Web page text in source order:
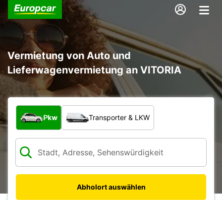
Vermietung von Auto und
Lieferwagenvermietung an VITORIA
Welche Art von Fahrzeug?
Pkw Transporter & LKW
Abholort auswählen